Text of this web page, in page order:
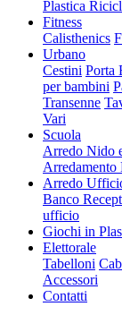
Plastica
Fitness
Calisthenics
Urbano
Cestini Porta
per bambini
Transenne
Vari
Scuola
Arredo Nido
Arredamento
Arredo
Banco
ufficio
Giochi in
Elettorale
Tabelloni
Accessori
Contatti